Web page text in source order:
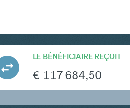
LE BÉNÉFICIAIRE REÇOIT
€ 117 684,50